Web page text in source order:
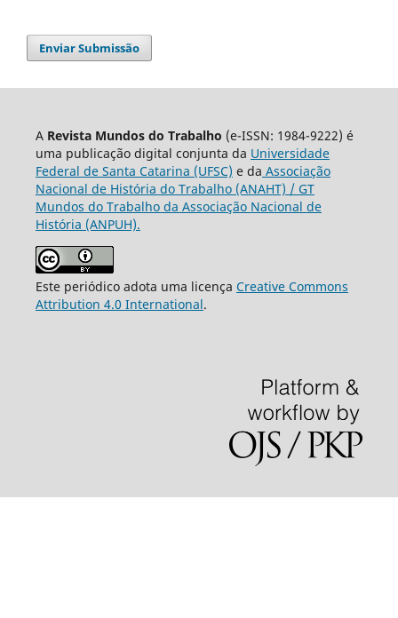
Enviar Submissão
A Revista Mundos do Trabalho (e-ISSN: 1984-9222) é
uma publicação digital conjunta da Universidade
Federal de Santa Catarina (UFSC) e da Associação
Nacional de História do Trabalho (ANAHT) / GT
Mundos do Trabalho da Associação Nacional de
História (ANPUH).
Este periódico adota uma licença Creative Commons
Attribution 4.0 International.